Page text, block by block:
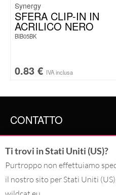
Synergy
SFERA CLIP-IN IN
ACRILICO NERO
BIB05BK
0.83 € IVA inclusa
CONTATTO
@WILDCAT.ITALIA
@WILDCAT.IT
FB.COM/
PINTEREST.COM/
Ti trovi in Stati Uniti (US)?
Purtroppo non effettuiamo
il nostro sito per Stati Uniti